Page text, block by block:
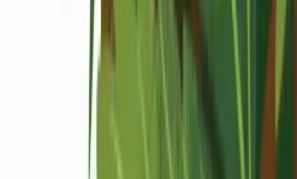
Drinkables